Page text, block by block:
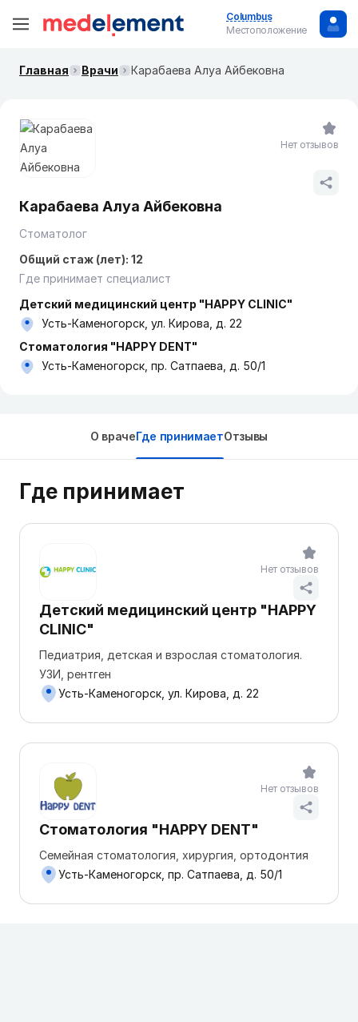
Columbus
Местоположение
Главная Врачи Карабаева Алуа Айбековна
Карабаева Алуа Айбековна
Стоматолог
Общий стаж (лет): 12
Где принимает специалист
Детский медицинский центр "HАPPY CLINIC"
Усть-Каменогорск, ул. Кирова, д. 22
Стоматология "HAPPY DENT"
Усть-Каменогорск, пр. Сатпаева, д. 50/1
Нет отзывов
О врачеГде принимаетОтзывы
Где принимает
Детский медицинский центр "HАPPY
CLINIC"
Педиатрия, детская и взрослая стоматология.
УЗИ, рентген
Усть-Каменогорск, ул. Кирова, д. 22
Нет отзывов
Стоматология "HAPPY DENT"
Семейная стоматология, хирургия, ортодонтия
Усть-Каменогорск, пр. Сатпаева, д. 50/1
Нет отзывов